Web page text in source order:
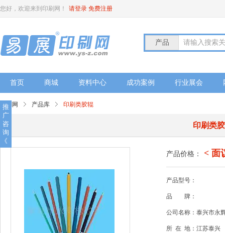
您好，欢迎来到印刷网！ 请登录 免费注册
产品 请输入搜索
首页 商城 资料中心 成功案例 行业展会
印刷网 产品库 印刷类胶辊
印刷类
产品价格： < 面
产品型号：
品 牌：
公司名称：泰兴市永
所 在 地：江苏泰兴
推
广
咨
询
《